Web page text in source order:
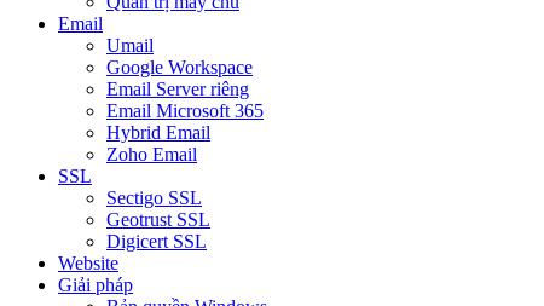
Email
Umail
Google Workspace
Email Server riêng
Email Microsoft 365
Hybrid Email
Zoho Email
SSL
Sectigo SSL
Geotrust SSL
Digicert SSL
Website
Giải pháp